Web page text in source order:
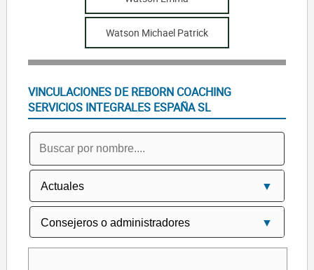
Watson Michael Patrick
VINCULACIONES DE REBORN COACHING
SERVICIOS INTEGRALES ESPAÑA SL